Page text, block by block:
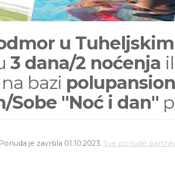
u
3 dana/2 noćenja
na bazi
Sobe "Noć i dan"
Ponuda je završila 01.10.2023. Sve ponude